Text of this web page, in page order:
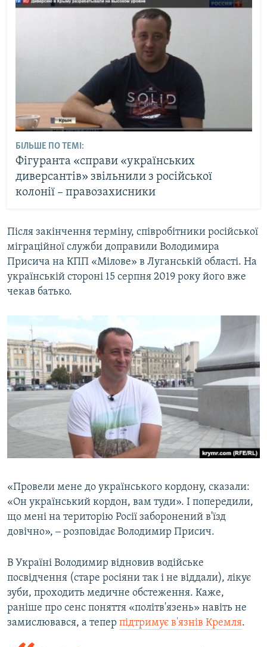
БІЛЬШЕ ПО ТЕМІ:
Фігуранта «справи «українських
диверсантів» звільнили з російської
колонії – правозахисники
Після закінчення терміну, співробітники російської
міграційної служби доправили Володимира
Присича на КПП «Мілове» в Луганській області. На
українській стороні 15 серпня 2019 року його вже
чекав батько.
«Провели мене до українського кордону, сказали:
«Он український кордон, вам туди». І попередили,
що мені на територію Росії заборонений в'їзд
довічно», ‒ розповідає Володимир Присич.
В Україні Володимир відновив водійське
посвідчення (старе росіяни так і не віддали), лікує
зуби, проходить медичне обстеження. Каже,
раніше про сенс поняття «політв'язень» навіть не
замислювався, а тепер підтримує в'язнів Кремля.